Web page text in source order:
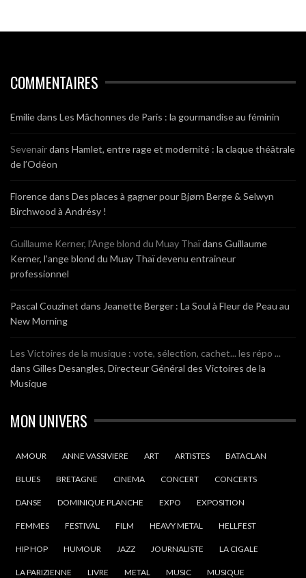
COMMENTAIRES
Emiliedans Les Mâchonnes de Paris : la gourmandise au féminin
Sevenairdans Hamlet, entre rage et modernité : la claque théâtrale
de l’Odéon
Florencedans Des places à gagner pour Bjørn Berge & Selwyn
Birchwood à Andrésy !
Guillaume Kerner, l’Ange blond du Muay Thaïdans Guillaume
Kerner, l’ange blond du Muay Thaï devenu entraineur
professionnel
Pascal Couzinet dans Jeanette Berger : La Soul à Fleur de Peau au
New Morning
Les Victoires de la musique : vote, sélection, cachet... les répo ...
dans Gilles Desangles, Directeur Général des Victoires de la
Musique
MON UNIVERS
AMOUR ANNE VASSIVIERE ART ARTISTES BATACLAN
BLUES BRETAGNE CINEMA CONCERT CONCERTS
DANSE DOMINIQUE PLANCHE EXPO EXPOSITION
FEMMES FESTIVAL FILM HEAVY METAL HELLFEST
HIP HOP HUMOUR JAZZ JOURNALISTE LA CIGALE
LA PARIZIENNE LIVRE METAL MUSIC MUSIQUE